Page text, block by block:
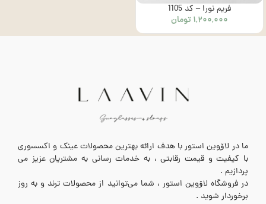
فریم نورا – کد 1105
۱,۲۰۰,۰۰۰ تومان
ما در لاۆوین استور با هدف ارائه بهترین محصولات عینک و اکسسوری
با کیفیت و قیمت رقابتی ، به خدمات رسانی به مشتریان عزیز می
پردازیم .
در فروشگاه لاۆوین استور ، شما می‌توانید از محصولات ترند و به روز
برخوردار شوید .